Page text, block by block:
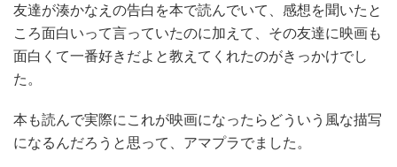
友達が湊かなえの告白を本で読んでいて、感想を聞いたと
ころ面白いって言っていたのに加えて、その友達に映画も
面白くて一番好きだよと教えてくれたのがきっかけでし
た。
本も読んで実際にこれが映画になったらどういう風な描写
になるんだろうと思って、アマプラでました。